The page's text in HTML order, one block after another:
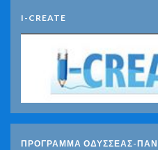
I-CREATE
ΠΡΟΓΡΑΜΜΑ ΟΔΥΣΣΕΑΣ-